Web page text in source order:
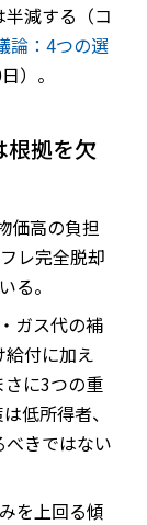
減する（コ
論：4つの選
）。
根拠を欠
価高の負担
レ完全脱却
る。
ガス代の補
付に加え
に3つの重
低所得者、
きではない
を上回る傾